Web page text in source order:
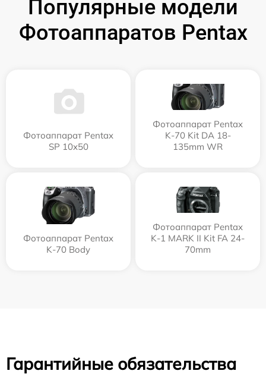
Популярные модели
Фотоаппаратов Pentax
Фотоаппарат Pentax
SP 10x50
Фотоаппарат Pentax
K-70 Kit DA 18-
135mm WR
Фотоаппарат Pentax
K-70 Body
Фотоаппарат Pentax
K-1 MARK II Kit FA 24-
70mm
Гарантийные обязательства